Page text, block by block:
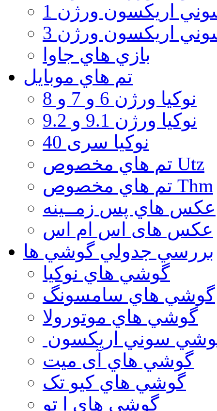
اريكسون ورژن 1
اريكسون ورژن 3
بازي هاي جاوا
تم هاي موبايل
نوكيا ورژن 6 و 7 و 8
نوكيا ورژن 9.1 و 9.2
نوکیا سری 40
تم هاي مخصوص Utz
تم هاي مخصوص Thm
عكس هاي پس زمــينه
عكس های اس ام اس
بررسي جدولي گوشي ها
گوشي هاي نوكيا
گوشي هاي سامسونگ
گوشي هاي موتورولا
سوني اريكسون
گوشي هاي آی میت
گوشي هاي کیو تک
گوشي هاي ا تو